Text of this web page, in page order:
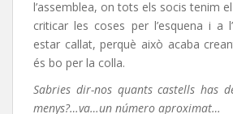
l’assemblea, on tots els socis tenim
criticar les coses per l’esquena i a
estar callat, perquè això acaba
és bo per la colla.
Sabries dir-nos quants castells has
menys?…va…un número aproximat…